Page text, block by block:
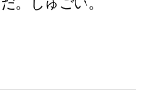
。しゅごい。